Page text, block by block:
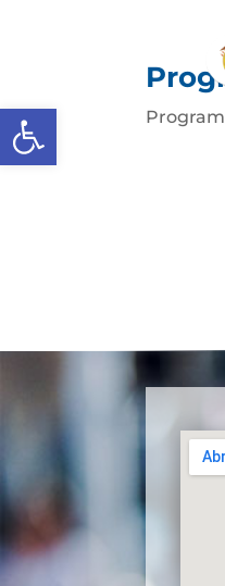
Abrir barra de